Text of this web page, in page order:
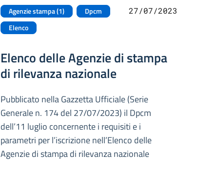
Agenzie stampa (1)
Dpcm
Elenco
27/07/2023
Elenco delle Agenzie di stampa
di rilevanza nazionale
Pubblicato nella Gazzetta Ufficiale (Serie
Generale n. 174 del 27/07/2023) il Dpcm
dell’11 luglio concernente i requisiti e i
parametri per l’iscrizione nell’Elenco delle
Agenzie di stampa di rilevanza nazionale